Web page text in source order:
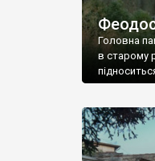
Головна
в старому